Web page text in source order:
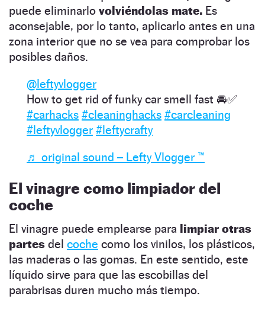
puede eliminarlo volviéndolas mate. Es
aconsejable, por lo tanto, aplicarlo antes en una
zona interior que no se vea para comprobar los
posibles daños.
@leftyvlogger
How to get rid of funky car smell fast 🚘✅
#carhacks #cleaninghacks #carcleaning
#leftyvlogger #leftycrafty
♬ original sound – Lefty Vlogger ™️
El vinagre como limpiador del
coche
El vinagre puede emplearse para limpiar otras
partes del coche como los vinilos, los plásticos,
las maderas o las gomas. En este sentido, este
líquido sirve para que las escobillas del
parabrisas duren mucho más tiempo.